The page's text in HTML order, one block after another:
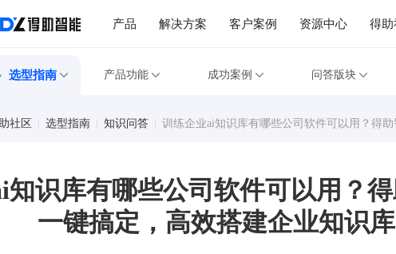
产品 解决方案 客户案例 资源中心 得助
选型指南 产品功能 成功案例 问答版块
社区 选型指南 知识问答 训练企业ai知识库有哪些公司软件可以用？得
知识库有哪些公司软件可以用？
一键搞定，高效搭建企业知识库